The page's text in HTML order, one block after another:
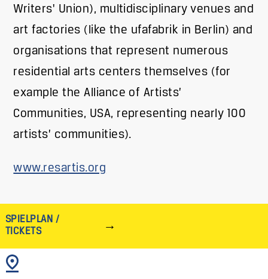
Writers' Union), multidisciplinary venues and
art factories (like the ufafabrik in Berlin) and
organisations that represent numerous
residential arts centers themselves (for
example the Alliance of Artists’
Communities, USA, representing nearly 100
artists’ communities).
www.resartis.org
SPIELPLAN /
TICKETS
BILD